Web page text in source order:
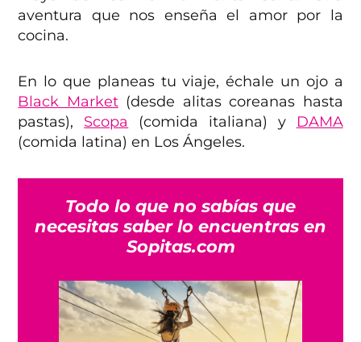
aventura que nos enseña el amor por la
cocina.
En lo que planeas tu viaje, échale un ojo a
Black Market(desde alitas coreanas hasta
pastas), Scopa (comida italiana) y
DAMA
(comida latina) en Los Ángeles.
Todo lo que no sabías que
necesitas saber lo encuentras en
Sopitas.com